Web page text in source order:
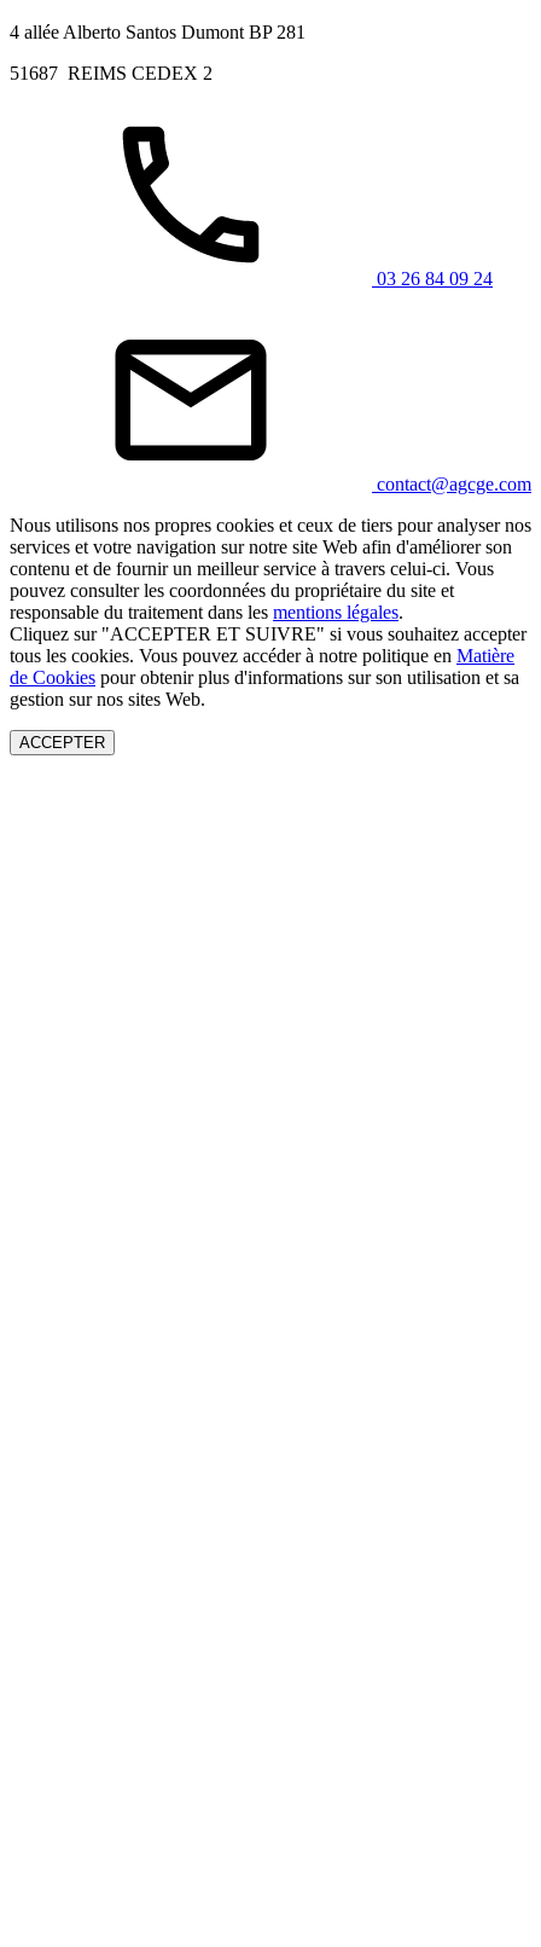
4 allée Alberto Santos Dumont BP 281
51687 REIMS CEDEX 2
03 26 84 09 24
contact@agcge.com
Nous utilisons nos propres cookies et ceux de tiers pour analyser nos
services et votre navigation sur notre site Web afin d'améliorer son
contenu et de fournir un meilleur service à travers celui-ci. Vous
pouvez consulter les coordonnées du propriétaire du site et
responsable du traitement dans les mentions légales.
Cliquez sur "ACCEPTER ET SUIVRE" si vous souhaitez accepter
tous les cookies. Vous pouvez accéder à notre politique en Matière
de Cookies pour obtenir plus d'informations sur son utilisation et sa
gestion sur nos sites Web.
ACCEPTER